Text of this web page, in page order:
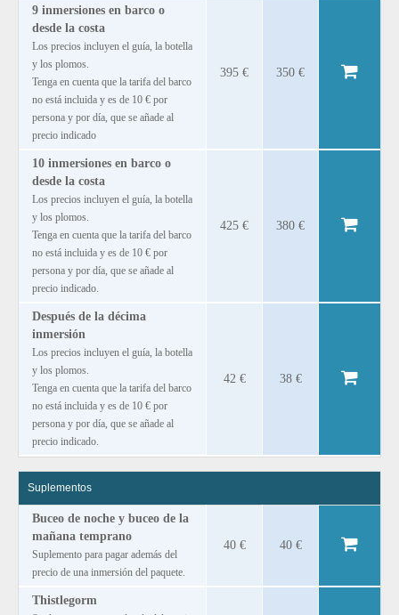
9 inmersiones en barco o
desde la costa
Los precios incluyen el guía, la botella
y los plomos.
Tenga en cuenta que la tarifa del barco
no está incluida y es de 10 € por
persona y por día, que se añade al
precio indicado
395 € 350 €
10 inmersiones en barco o
desde la costa
Los precios incluyen el guía, la botella
y los plomos.
Tenga en cuenta que la tarifa del barco
no está incluida y es de 10 € por
persona y por día, que se añade al
precio indicado.
425 € 380 €
Después de la décima
inmersión
Los precios incluyen el guía, la botella
y los plomos.
Tenga en cuenta que la tarifa del barco
no está incluida y es de 10 € por
persona y por día, que se añade al
precio indicado.
42 € 38 €
Suplementos
Buceo de noche y buceo de la
mañana temprano
Suplemento para pagar además del
precio de una inmersión del paquete.
40 € 40 €
Thistlegorm